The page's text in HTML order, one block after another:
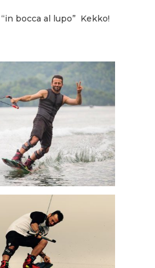
bocca al lupo” Kekko!